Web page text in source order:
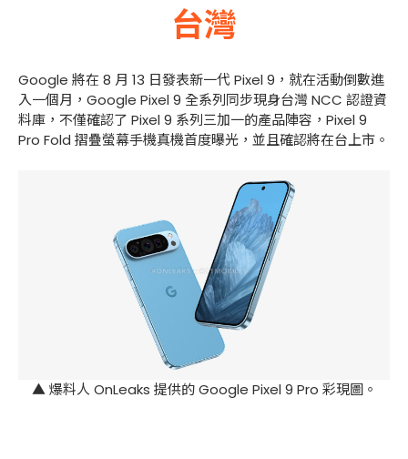
台灣
Google 將在 8 月 13 日發表新一代 Pixel 9，就在活動倒數進
入一個月，Google Pixel 9 全系列同步現身台灣 NCC 認證資
料庫，不僅確認了 Pixel 9 系列三加一的產品陣容，Pixel 9
Pro Fold 摺疊螢幕手機真機首度曝光，並且確認將在台上市。
▲ 爆料人 OnLeaks 提供的 Google Pixel 9 Pro 彩現圖。